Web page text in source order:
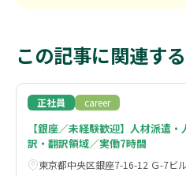
この記事に関連す
正社員 career
【銀座／未経験歓迎】人材派遣
訳・翻訳領域／実働7時間
東京都中央区銀座7-16-12 Ｇ-7ビ